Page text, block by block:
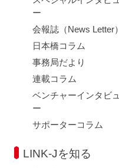
ー
会報誌（News Letter）
日本橋コラム
事務局だより
連載コラム
ベンチャーインタビュ
ー
サポーターコラム
LINK-Jを知る